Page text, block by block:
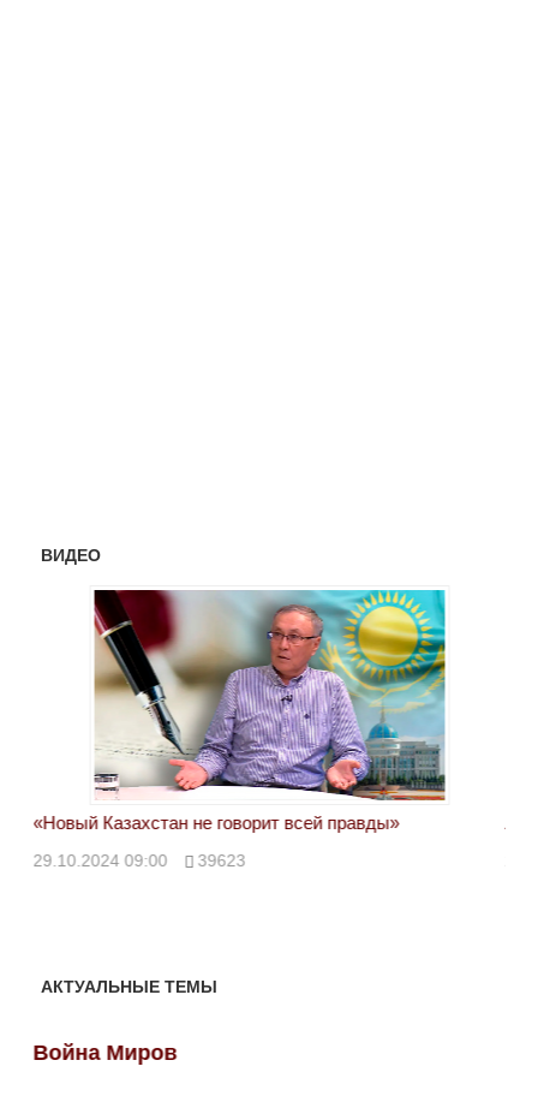
ВИДЕО
«Новый Казахстан не говорит всей правды»
29.10.2024 09:00 39623
АКТУАЛЬНЫЕ ТЕМЫ
Война Миров